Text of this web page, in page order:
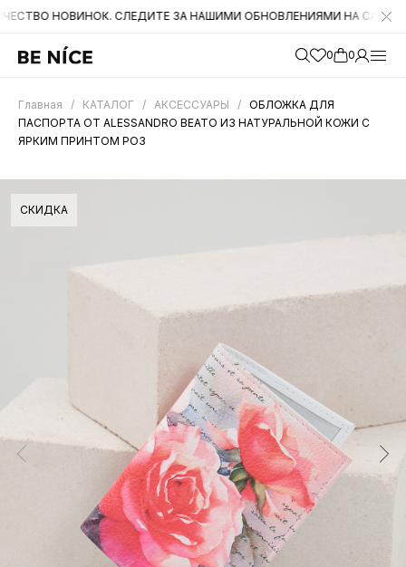
СЛЕДИТЕ ЗА НАШИМИ ОБНОВЛЕНИЯМИ НА САЙТЕ. А
0 0
Главная / КАТАЛОГ / АКСЕССУАРЫ / ОБЛОЖКА ДЛЯ
ПАСПОРТА ОТ ALESSANDRO BEATO ИЗ НАТУРАЛЬНОЙ КОЖИ С
ЯРКИМ ПРИНТОМ РОЗ
СКИДКА